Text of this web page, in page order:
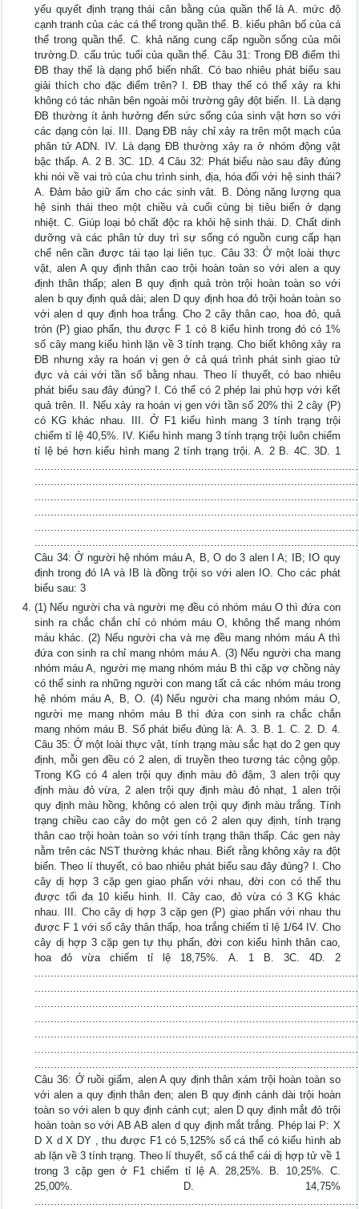
yếu quyết định trạng thái cân bằng của quần thể là A. mức độ
cạnh tranh của các cá thể trong quần thể. B. kiểu phân bố của cá
thể trong quần thể. C. khả năng cung cấp nguồn sống của môi
trường.D. cấu trúc tuổi của quần thể. Câu 31: Trong ĐB điểm thì
ĐB thay thế là dạng phổ biến nhất. Có bao nhiêu phát biểu sau
giải thích cho đặc điểm trên? I. ĐB thay thế có thể xảy ra khi
không có tác nhân bên ngoài môi trường gây đột biến. II. Là dạng
ĐB thường ít ảnh hưởng đến sức sống của sinh vật hơn so với
các dạng còn lại. III. Dạng ĐB này chỉ xảy ra trên một mạch của
phân tử ADN. IV. Là dạng ĐB thường xảy ra ở nhóm động vật
bậc thấp. A. 2 B. 3C. 1D. 4 Câu 32: Phát biểu nào sau đây đúng
khi nói về vai trò của chu trình sinh, địa, hóa đối với hệ sinh thái?
A. Đảm bảo giữ ấm cho các sinh vât. B. Dòng năng lượng qua
hệ sinh thái theo một chiều và cuối cùng bị tiêu biến ở dạng
nhiệt. C. Giúp loại bỏ chất độc ra khỏi hệ sinh thái. D. Chất dinh
dưỡng và các phân tử duy trì sự sống có nguồn cung cấp hạn
chế nên cần được tái tạo lại liên tục. Câu 33: Ở một loài thực
vật, alen A quy định thân cao trội hoàn toàn so với alen a quy
định thân thấp; alen B quy định quả tròn trội hoàn toàn so với
alen b quy định quả dài; alen D quy định hoa đỏ trội hoàn toàn so
với alen d quy định hoa trắng. Cho 2 cây thân cao, hoa đỏ, quả
tròn (P) giao phấn, thu được F 1 có 8 kiểu hình trong đó có 1%
số cây mang kiểu hình lặn về 3 tính trạng. Cho biết không xảy ra
ĐB nhưng xảy ra hoán vị gen ở cả quá trình phát sinh giao tử
đực và cái với tần số bằng nhau. Theo lí thuyết, có bao nhiêu
phát biểu sau đây đúng? I. Có thể có 2 phép lai phù hợp với kết
quả trên. II. Nếu xảy ra hoán vị gen với tần số 20% thì 2 cây (P)
có KG khác nhau. III. Ở F1 kiểu hình mang 3 tính trạng trội
chiếm tỉ lệ 40,5%. IV. Kiểu hình mang 3 tính trạng trội luôn chiếm
tỉ lệ bé hơn kiểu hình mang 2 tính trạng trội. A. 2 B. 4C. 3D. 1
Câu 34: Ở người hệ nhóm máu A, B, O do 3 alen I A; IB; IO quy
định trong đó IA và IB là đồng trội so với alen IO. Cho các phát
biểu sau: 3
(1) Nếu người cha và người mẹ đều có nhóm máu O thì đứa con
sinh ra chắc chắn chỉ có nhóm máu O, không thể mang nhóm
máu khác. (2) Nếu người cha và mẹ đều mang nhóm máu A thì
đứa con sinh ra chỉ mang nhóm máu A. (3) Nếu người cha mang
nhóm máu A, người mẹ mang nhóm máu B thì cặp vợ chồng này
có thể sinh ra những người con mang tất cả các nhóm máu trong
hệ nhóm máu A, B, O. (4) Nếu người cha mang nhóm máu O,
người mẹ mang nhóm máu B thì đứa con sinh ra chắc chắn
mang nhóm máu B. Số phát biểu đúng là: A. 3. B. 1. C. 2. D. 4.
Câu 35: Ở một loài thực vật, tính trạng màu sắc hạt do 2 gen quy
định, mỗi gen đều có 2 alen, di truyền theo tương tác cộng gộp.
Trong KG có 4 alen trội quy định màu đỏ đậm, 3 alen trội quy
định màu đỏ vừa, 2 alen trội quy định màu đỏ nhạt, 1 alen trội
quy định màu hồng, không có alen trội quy định màu trắng. Tính
trạng chiều cao cây do một gen có 2 alen quy định, tính trạng
thân cao trội hoàn toàn so với tính trạng thân thấp. Các gen này
nằm trên các NST thường khác nhau. Biết rằng không xảy ra đột
biến. Theo lí thuyết, có bao nhiêu phát biểu sau đây đúng? I. Cho
cây dị hợp 3 cặp gen giao phấn với nhau, đời con có thể thu
được tối đa 10 kiểu hình. II. Cây cao, đỏ vừa có 3 KG khác
nhau. III. Cho cây dị hợp 3 cặp gen (P) giao phấn với nhau thu
được F 1 với số cây thân thấp, hoa trắng chiếm tỉ lệ 1/64 IV. Cho
cây dị hợp 3 cặp gen tự thụ phấn, đời con kiểu hình thân cao,
hoa đỏ vừa chiếm tỉ lệ 18,75%. A. 1 B. 3C. 4D. 2
Câu 36: Ở ruồi giấm, alen A quy định thân xám trội hoàn toàn so
với alen a quy định thân đen; alen B quy định cánh dài trội hoàn
toàn so với alen b quy định cánh cụt; alen D quy định mắt đỏ trội
hoàn toàn so với AB AB alen d quy định mắt trắng. Phép lai P: X
D X d X DY , thu được F1 có 5,125% số cá thể có kiểu hình ab
ab lặn về 3 tính trạng. Theo lí thuyết, số cá thể cái dị hợp tử về 1
trong 3 cặp gen ở F1 chiếm tỉ lệ A. 28,25%. B. 10,25%. C.
25,00%. D. 14,75%